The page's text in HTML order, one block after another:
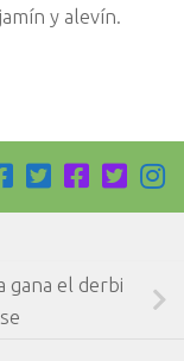
y alevín.
gana el derbi